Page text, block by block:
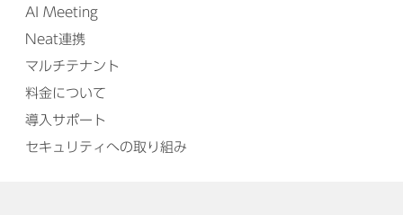
AI Meeting
Neat連携
マルチテナント
料金について
導入サポート
セキュリティへの取り組み